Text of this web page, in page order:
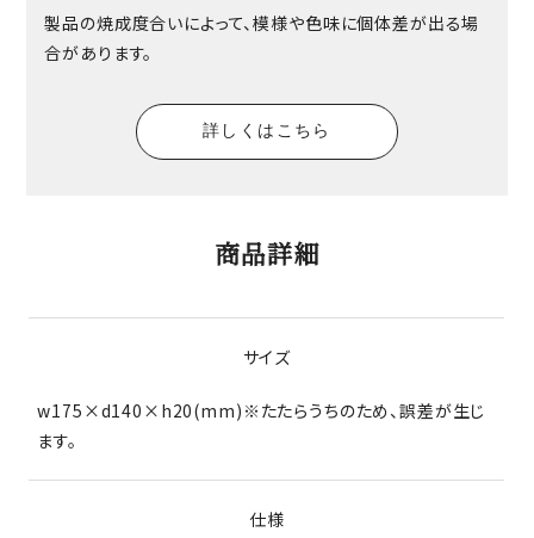
製品の焼成度合いによって、模様や色味に個体差が出る場
合があります。
詳しくはこちら
商品詳細
サイズ
w175×d140×h20(mm)※たたらうちのため、誤差が生じ
ます。
仕様